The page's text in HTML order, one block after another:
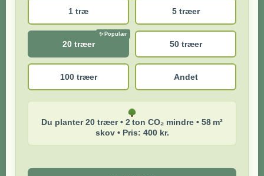
1 træ 5 træer
20 træer 50 træer
100 træer Andet
Du planter 20 træer • 2 ton CO₂ mindre • 58 m²
skov • Pris: 400 kr.